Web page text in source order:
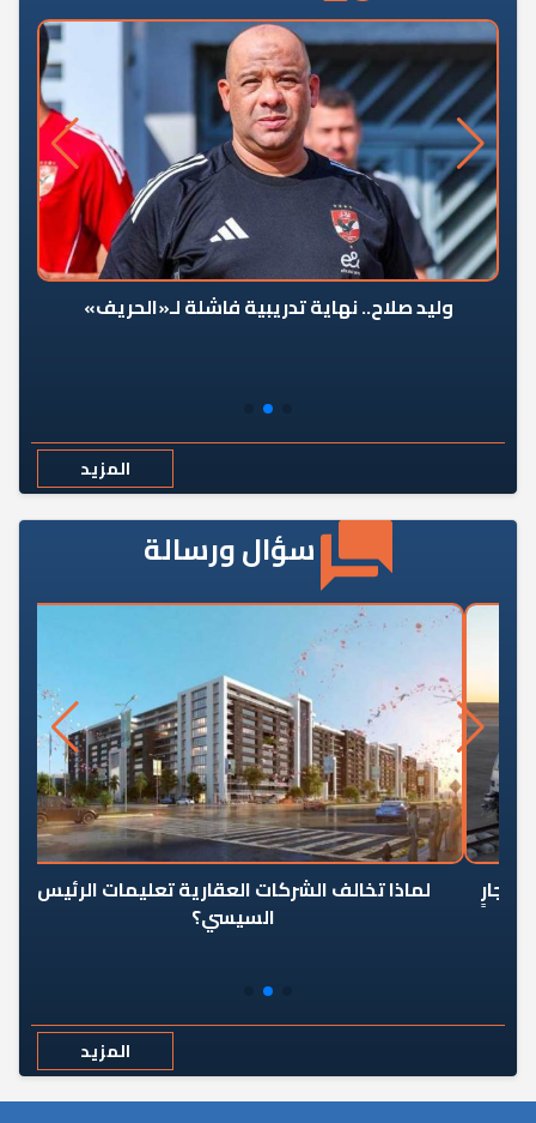
وليد صلاح.. نهاية تدريبية فاشلة لـ«الحريف»
المزيد
سؤال ورسالة
لماذا تخالف الشركات العقارية تعليمات الرئيس
السيسي؟
المزيد